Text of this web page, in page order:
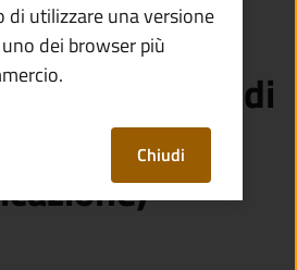
una
sostitutiva di
di utilizzare una versione
dei browser più
Chiudi